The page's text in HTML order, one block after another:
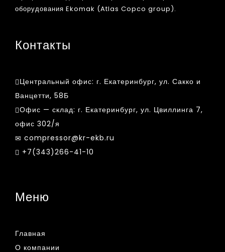
оборудования Ekomak (Atlas Copco group).
Контакты
Центральный офис: г. Екатеринбург, ул. Сакко и
Ванцетти, 58Б
Офис — склад: г. Екатеринбург, ул. Цвиллинга 7,
офис 302/я
compressor@kr-ekb.ru
+7(343)266-41-10
Меню
Главная
О компании